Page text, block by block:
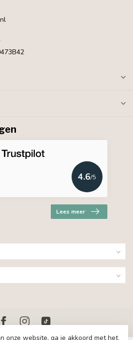
4.6/5
Lees meer
onze website, ga je akkoord met het